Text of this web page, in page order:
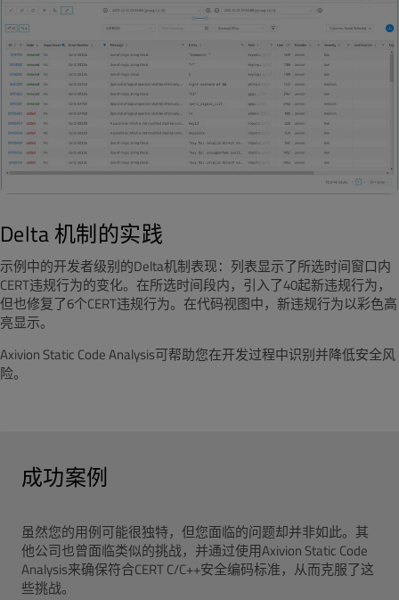
Delta 机制的实践
示例中的开发者级别的Delta机制表现：列表显示了所选时间窗口内
CERT违规行为的变化。在所选时间段内，引入了40起新违规行为，
但也修复了6个CERT违规行为。在代码视图中，新违规行为以彩色高
亮显示。
Axivion Static Code Analysis可帮助您在开发过程中识别并降低安全风
险。
成功案例
虽然您的用例可能很独特，但您面临的问题却并非如此。其
他公司也曾面临类似的挑战，并通过使用Axivion Static Code
Analysis来确保符合CERT C/C++安全编码标准，从而克服了这
些挑战。